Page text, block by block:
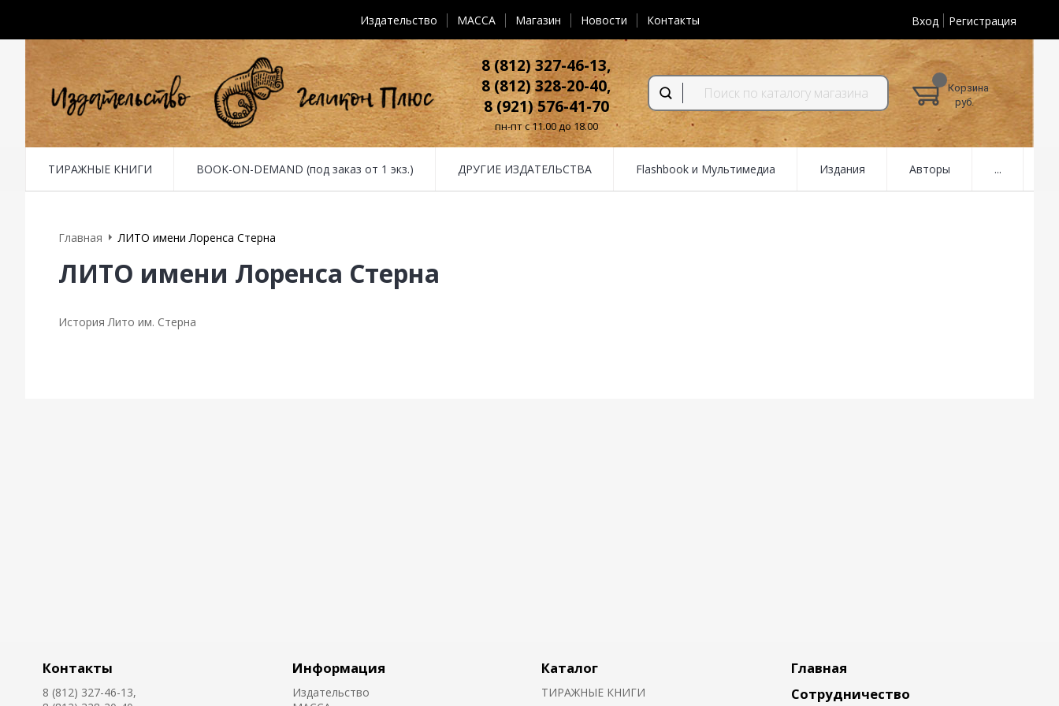
Издательство MACCA Магазин Новости Контакты Вход Регистрация
8 (812) 327-46-13,
8 (812) 328-20-40,
8 (921) 576-41-70
пн-пт с 11.00 до 18.00
Корзина
руб.
ТИРАЖНЫЕ КНИГИ BOOK-ON-DEMAND (под заказ от 1 экз.) ДРУГИЕ ИЗДАТЕЛЬСТВА Flashbook и Мультимедиа Издания Авторы ...
Главная ЛИТО имени Лоренса Стерна
ЛИТО имени Лоренса Стерна
История Лито им. Стерна
Контакты
8 (812) 327-46-13,
Информация
Издательство
Каталог
ТИРАЖНЫЕ КНИГИ
Главная
Сотрудничество